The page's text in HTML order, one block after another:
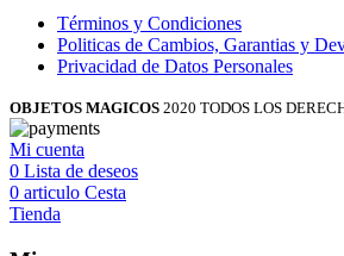
Términos y Condiciones
Politicas de Cambios, Garantias y
Privacidad de Datos Personales
OBJETOS MAGICOS 2020 TODOS LOS
Mi cuenta
0 Lista de deseos
0 articulo Cesta
Tienda